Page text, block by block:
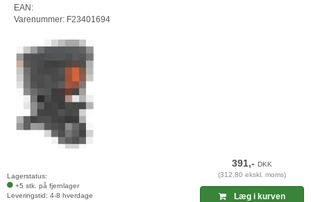
EAN:
Varenummer: F23401694
Lagerstatus:
+5 stk. på fjernlager
Leveringstid: 4-8 hverdage
391,-DKK
(312,80 ekskl. moms)
Læg i kurven